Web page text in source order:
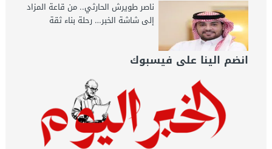
ناصر طويرش الحارثي.. من قاعة المزاد
إلى شاشة الخبر… رحلة بناء ثقة
انضم الينا على فيسبوك